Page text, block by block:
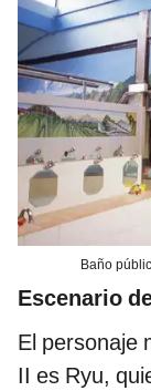
Baño
Escenario
El personaje
II es Ryu,